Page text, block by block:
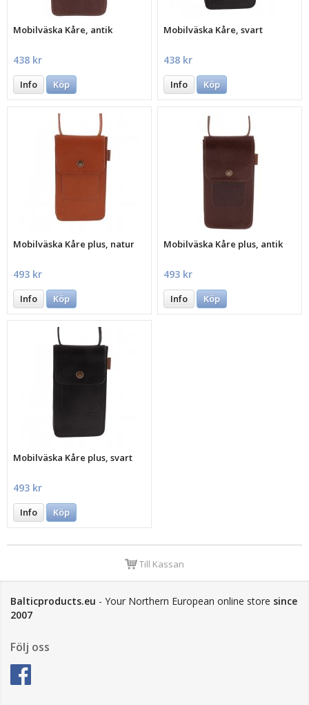
Mobilväska Kåre, antik
438 kr
Info Köp
Mobilväska Kåre, svart
438 kr
Info Köp
Mobilväska Kåre plus, natur
493 kr
Info Köp
Mobilväska Kåre plus, antik
493 kr
Info Köp
Mobilväska Kåre plus, svart
493 kr
Info Köp
Till Kassan
Balticproducts.eu - Your Northern European online store since
2007
Följ oss